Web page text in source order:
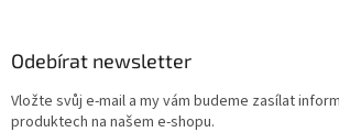
Odebírat newsletter
Vložte svůj e-mail a my vám budeme zasílat
produktech na našem e-shopu.